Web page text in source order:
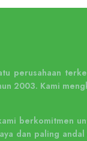
perusahaan
2003. Kami
berkomitmen
dan paling